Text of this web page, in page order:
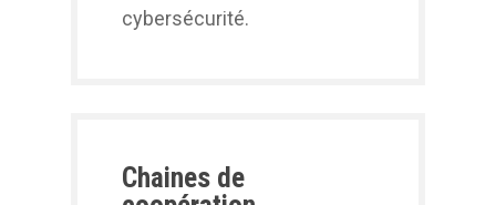
cybersécurité.
Chaines de